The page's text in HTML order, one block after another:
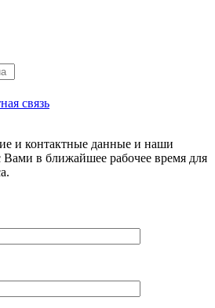
связь
и контактные данные и наши
Вами в ближайшее рабочее время для